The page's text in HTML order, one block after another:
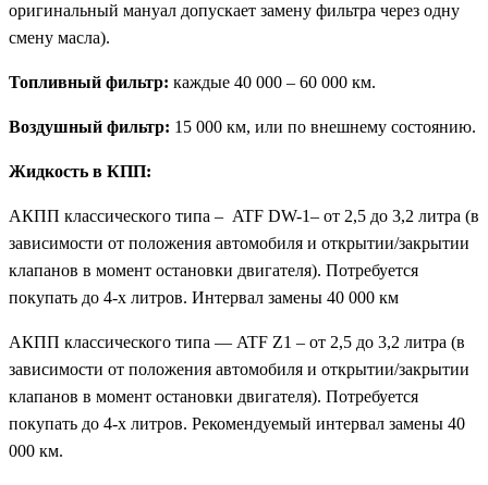
оригинальный мануал допускает замену фильтра через одну
смену масла).
Топливный фильтр: каждые 40 000 – 60 000 км.
Воздушный фильтр: 15 000 км, или по внешнему состоянию.
Жидкость в КПП:
АКПП классического типа – ATF DW-1– от 2,5 до 3,2 литра (в
зависимости от положения автомобиля и открытии/закрытии
клапанов в момент остановки двигателя). Потребуется
покупать до 4-х литров. Интервал замены 40 000 км
АКПП классического типа — ATF Z1 – от 2,5 до 3,2 литра (в
зависимости от положения автомобиля и открытии/закрытии
клапанов в момент остановки двигателя). Потребуется
покупать до 4-х литров. Рекомендуемый интервал замены 40
000 км.